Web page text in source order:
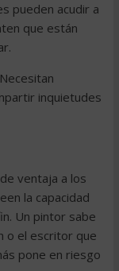
pueden acudir a
que están
inquietudes
ventaja a los
la capacidad
Un pintor sabe
o el escritor que
pone en riesgo